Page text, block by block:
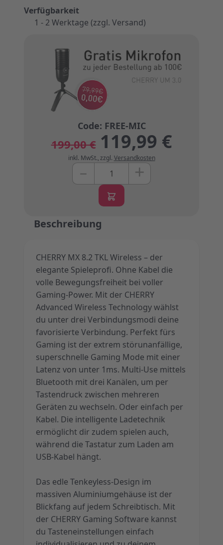
Verfügbarkeit
1 - 2 Werktage (zzgl. Versand)
199,00 € 119,99 €
inkl. MwSt.,zzgl. Versandkosten
Menge
– +
Beschreibung
CHERRY MX 8.2 TKL Wireless – der
elegante Spieleprofi. Ohne Kabel die
volle Bewegungsfreiheit bei voller
Gaming-Power. Mit der CHERRY
Advanced Wireless Technology wählst
du unter drei Verbindungsmodi deine
favorisierte Verbindung. Perfekt fürs
Gaming ist der extrem störunanfällige,
superschnelle Gaming Mode mit einer
Latenz von unter 1ms. Multi-Use mittels
Bluetooth mit drei Kanälen, um per
Tastendruck zwischen mehreren
Geräten zu wechseln. Oder einfach per
Kabel. Die intelligente Ladetechnik
ermöglicht dir zudem spielen auch,
während die Tastatur zum Laden am
USB-Kabel hängt.
Das edle Tenkeyless-Design im
massiven Aluminiumgehäuse ist der
Blickfang auf jedem Schreibtisch. Mit
der CHERRY Gaming Software kannst
du Tasteneinstellungen einfach